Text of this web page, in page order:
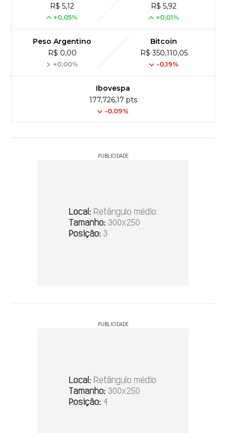
R$ 5,12
+0,05%
R$ 5,92
+0,01%
Peso Argentino
R$ 0,00
+0,00%
Bitcoin
R$ 350,110,05
-0,19%
Ibovespa
177,726,17 pts
-0.09%
PUBLICIDADE
PUBLICIDADE